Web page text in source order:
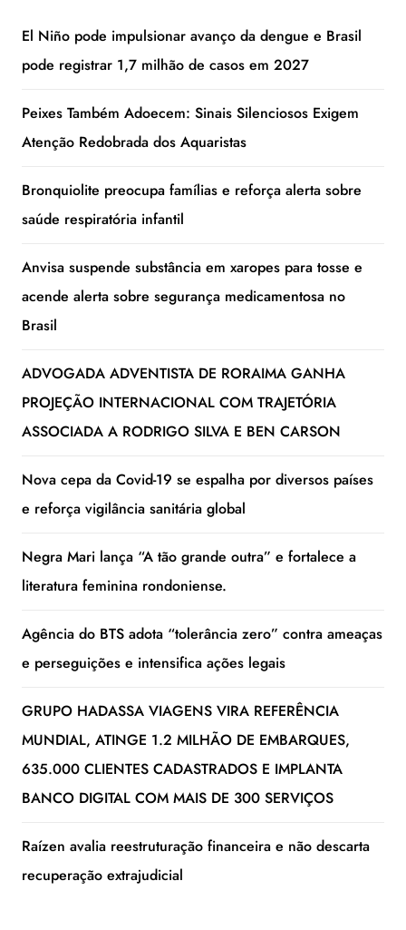
El Niño pode impulsionar avanço da dengue e Brasil
pode registrar 1,7 milhão de casos em 2027
Peixes Também Adoecem: Sinais Silenciosos Exigem
Atenção Redobrada dos Aquaristas
Bronquiolite preocupa famílias e reforça alerta sobre
saúde respiratória infantil
Anvisa suspende substância em xaropes para tosse e
acende alerta sobre segurança medicamentosa no
Brasil
ADVOGADA ADVENTISTA DE RORAIMA GANHA
PROJEÇÃO INTERNACIONAL COM TRAJETÓRIA
ASSOCIADA A RODRIGO SILVA E BEN CARSON
Nova cepa da Covid-19 se espalha por diversos países
e reforça vigilância sanitária global
Negra Mari lança “A tão grande outra” e fortalece a
literatura feminina rondoniense.
Agência do BTS adota “tolerância zero” contra ameaças
e perseguições e intensifica ações legais
GRUPO HADASSA VIAGENS VIRA REFERÊNCIA
MUNDIAL, ATINGE 1.2 MILHÃO DE EMBARQUES,
635.000 CLIENTES CADASTRADOS E IMPLANTA
BANCO DIGITAL COM MAIS DE 300 SERVIÇOS
Raízen avalia reestruturação financeira e não descarta
recuperação extrajudicial